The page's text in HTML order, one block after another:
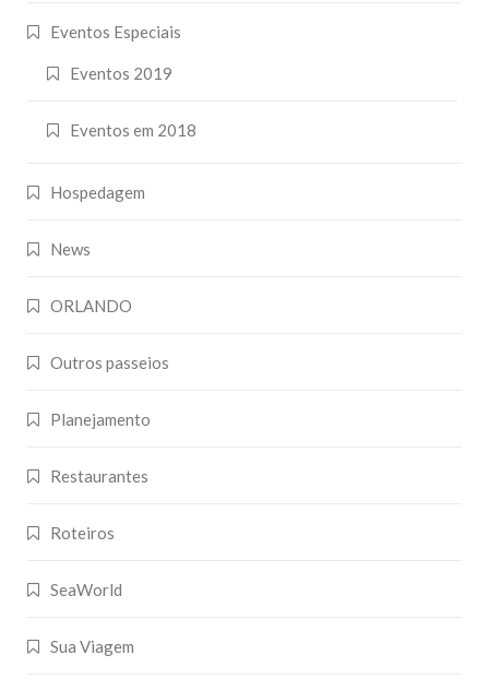
Eventos Especiais
Eventos 2019
Eventos em 2018
Hospedagem
News
ORLANDO
Outros passeios
Planejamento
Restaurantes
Roteiros
SeaWorld
Sua Viagem